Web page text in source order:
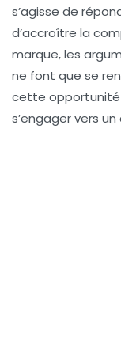
s’agisse de
d’accroître la
marque, les
ne font que se
cette opportunité
s’engager vers